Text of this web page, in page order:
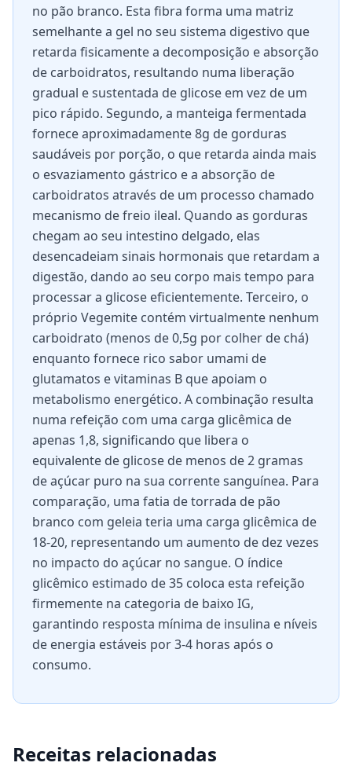
no pão branco. Esta fibra forma uma matriz
semelhante a gel no seu sistema digestivo que
retarda fisicamente a decomposição e absorção
de carboidratos, resultando numa liberação
gradual e sustentada de glicose em vez de um
pico rápido. Segundo, a manteiga fermentada
fornece aproximadamente 8g de gorduras
saudáveis por porção, o que retarda ainda mais
o esvaziamento gástrico e a absorção de
carboidratos através de um processo chamado
mecanismo de freio ileal. Quando as gorduras
chegam ao seu intestino delgado, elas
desencadeiam sinais hormonais que retardam a
digestão, dando ao seu corpo mais tempo para
processar a glicose eficientemente. Terceiro, o
próprio Vegemite contém virtualmente nenhum
carboidrato (menos de 0,5g por colher de chá)
enquanto fornece rico sabor umami de
glutamatos e vitaminas B que apoiam o
metabolismo energético. A combinação resulta
numa refeição com uma carga glicêmica de
apenas 1,8, significando que libera o
equivalente de glicose de menos de 2 gramas
de açúcar puro na sua corrente sanguínea. Para
comparação, uma fatia de torrada de pão
branco com geleia teria uma carga glicêmica de
18-20, representando um aumento de dez vezes
no impacto do açúcar no sangue. O índice
glicêmico estimado de 35 coloca esta refeição
firmemente na categoria de baixo IG,
garantindo resposta mínima de insulina e níveis
de energia estáveis por 3-4 horas após o
consumo.
Receitas relacionadas